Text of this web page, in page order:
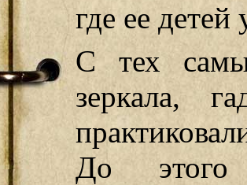
где ее детей
С тех
зеркала,
До этого